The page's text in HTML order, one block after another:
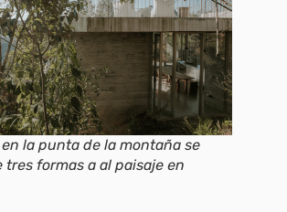
la punta de la montaña se
tres formas a al paisaje en